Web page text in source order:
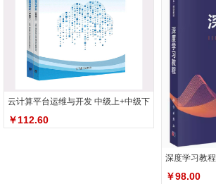
云计算平台运维与开发 中级上+中级下
￥112.60
深度学习教程
￥98.00